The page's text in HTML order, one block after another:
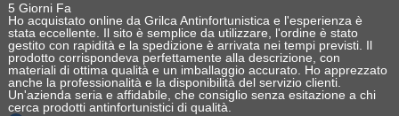
5 Giorni Fa
Ho acquistato online da Grilca Antinfortunistica e l'esperienza è
stata eccellente. Il sito è semplice da utilizzare, l'ordine è stato
gestito con rapidità e la spedizione è arrivata nei tempi previsti. Il
prodotto corrispondeva perfettamente alla descrizione, con
materiali di ottima qualità e un imballaggio accurato. Ho apprezzato
anche la professionalità e la disponibilità del servizio clienti.
Un'azienda seria e affidabile, che consiglio senza esitazione a chi
cerca prodotti antinfortunistici di qualità.